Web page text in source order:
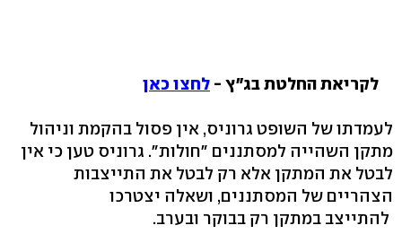
לקריאת החלטת בג"ץ - לחצו כאן
לעמדתו של השופט גרוניס, אין פסול בהקמת וניהול
מתקן השהייה למסתננים "חולות". גרוניס טען כי אין
לבטל את המתקן אלא רק לבטל את התייצבות
הצהריים של המסתננים, ושאלה יצטרכו
להתייצב במתקן רק בבוקר ובערב.